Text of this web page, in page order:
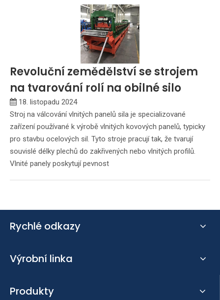
Revoluční zemědělství se strojem
na tvarování rolí na obilné silo
18. listopadu 2024
Stroj na válcování vlnitých panelů sila je specializované
zařízení používané k výrobě vlnitých kovových panelů, typicky
pro stavbu ocelových sil. Tyto stroje pracují tak, že tvarují
souvislé délky plechů do zakřivených nebo vlnitých profilů.
Vlnité panely poskytují pevnost
Rychlé odkazy
Výrobní linka
Produkty